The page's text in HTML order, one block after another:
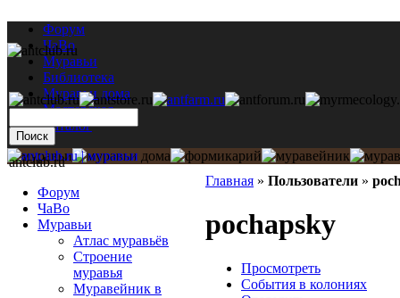
Форум
ЧаВо
Муравьи
Библиотека
Муравьи дома
Мастерская
Каталог
Главная » Пользователи »
pochapsky
Просмотреть
События в колониях
antclub.ru
Форум
ЧаВо
Муравьи
Атлас муравьёв
Строение
муравья
Муравейник в